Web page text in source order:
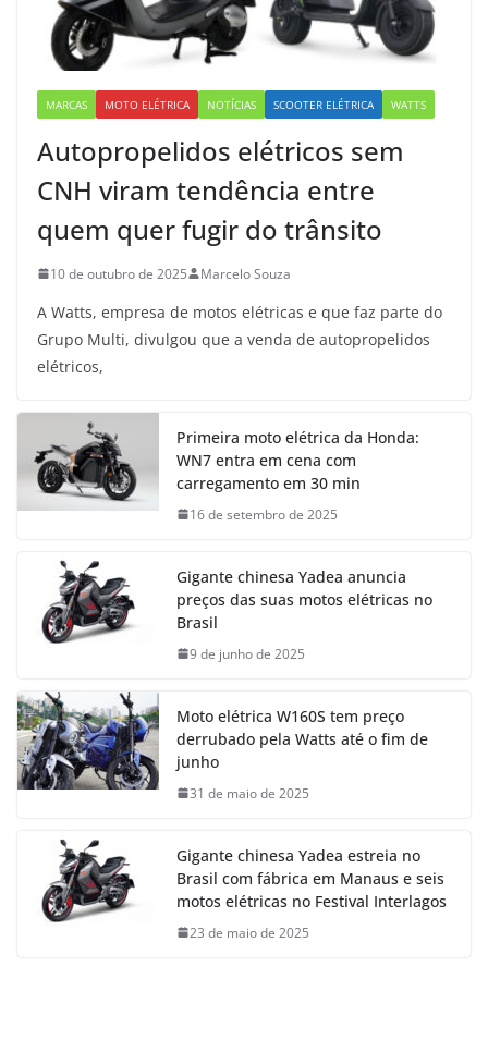
MARCAS MOTO ELÉTRICA NOTÍCIAS SCOOTER ELÉTRICA WATTS
Autopropelidos elétricos sem
CNH viram tendência entre
quem quer fugir do trânsito
10 de outubro de 2025 Marcelo Souza
A Watts, empresa de motos elétricas e que faz parte do
Grupo Multi, divulgou que a venda de autopropelidos
elétricos,
Primeira moto elétrica da Honda:
WN7 entra em cena com
carregamento em 30 min
16 de setembro de 2025
Gigante chinesa Yadea anuncia
preços das suas motos elétricas no
Brasil
9 de junho de 2025
Moto elétrica W160S tem preço
derrubado pela Watts até o fim de
junho
31 de maio de 2025
Gigante chinesa Yadea estreia no
Brasil com fábrica em Manaus e seis
motos elétricas no Festival Interlagos
23 de maio de 2025